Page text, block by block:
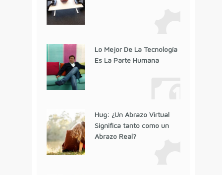
Lo Mejor De La Tecnología
Es La Parte Humana
Hug: ¿Un Abrazo Virtual
Significa tanto como un
Abrazo Real?